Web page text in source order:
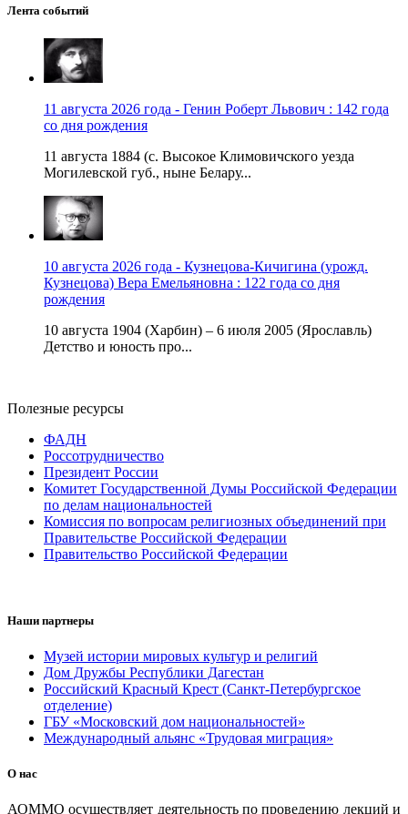
Лента событий
11 августа 2026 года - Генин Роберт Львович : 142 года
со дня рождения
11 августа 1884 (с. Высокое Климовичского уезда
Могилевской губ., ныне Белару...
10 августа 2026 года - Кузнецова-Кичигина (урожд.
Кузнецова) Вера Емельяновна : 122 года со дня
рождения
10 августа 1904 (Харбин) – 6 июля 2005 (Ярославль)
Детство и юность про...
Полезные ресурсы
ФАДН
Россотрудничество
Президент России
Комитет Государственной Думы Российской Федерации
по делам национальностей
Комиссия по вопросам религиозных объединений при
Правительстве Российской Федерации
Правительство Российской Федерации
Наши партнеры
Музей истории мировых культур и религий
Дом Дружбы Республики Дагестан
Российский Красный Крест (Санкт-Петербургское
отделение)
ГБУ «Московский дом национальностей»
Международный альянс «Трудовая миграция»
О нас
АОММО осуществляет деятельность по проведению лекций и